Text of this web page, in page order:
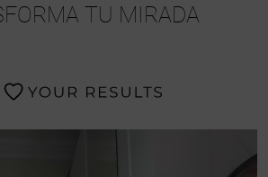
TU MIRADA